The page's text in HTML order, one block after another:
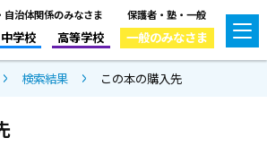
自治体関係のみなさま
中学校 高等学校
保護者・塾・一般
一般のみなさま
検索結果 この本の購入先